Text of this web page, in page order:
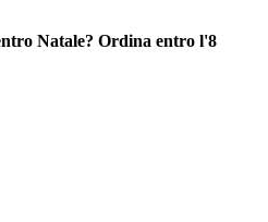
Natale? Ordina entro l'8